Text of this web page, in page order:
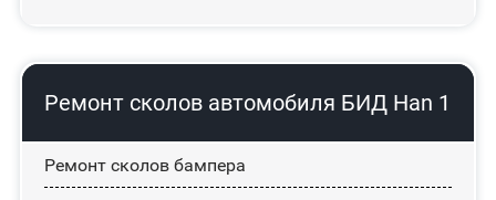
Ремонт сколов автомобиля БИД Han 1
Ремонт сколов бампера